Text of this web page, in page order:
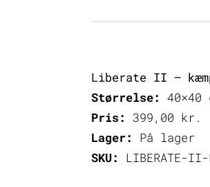
Liberate II –
Størrelse: 40×40
Pris:
399,00 kr.
Lager:
På lager
SKU:
LIBERATE-II-